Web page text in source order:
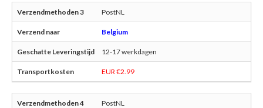
PostNL
Belgium
12-17 werkdagen
EUR €2.99
PostNL